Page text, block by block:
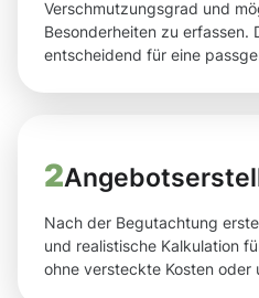
Verschmutzungsgrad und
Besonderheiten zu erfassen.
entscheidend für eine
2
Nach der Begutachtung
und realistische Kalkulation
ohne versteckte Kosten oder